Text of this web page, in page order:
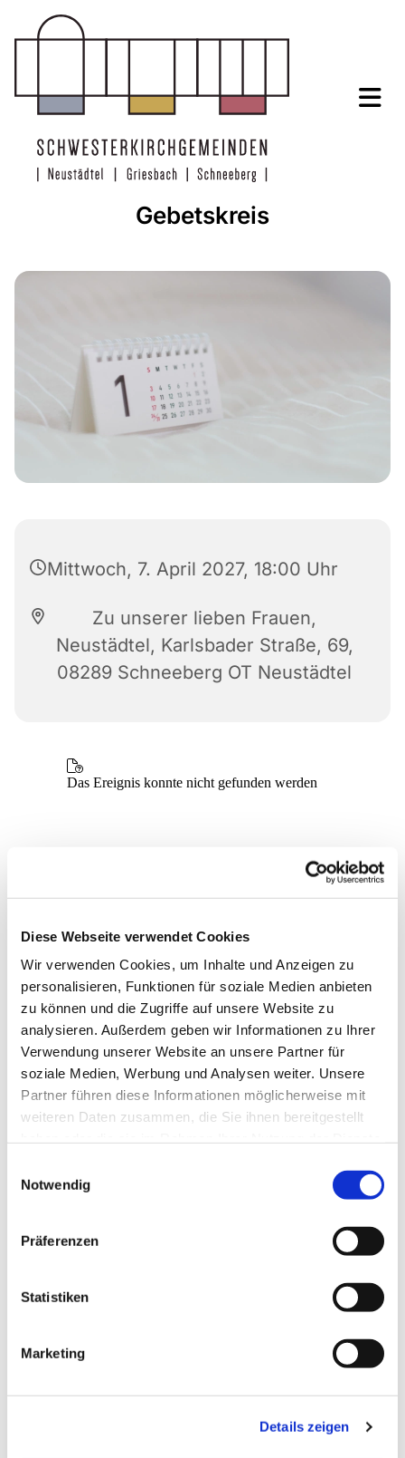
Diese Webseite verwendet Cookies
Wir verwenden Cookies, um Inhalte und Anzeigen zu
personalisieren, Funktionen für soziale Medien anbieten
zu können und die Zugriffe auf unsere Website zu
analysieren. Außerdem geben wir Informationen zu Ihrer
Verwendung unserer Website an unsere Partner für
soziale Medien, Werbung und Analysen weiter. Unsere
Partner führen diese Informationen möglicherweise mit
weiteren Daten zusammen, die Sie ihnen bereitgestellt
Notwendig
Präferenzen
Statistiken
Marketing
Details zeigen
Gebetskreis
Mittwoch, 7. April 2027, 18:00 Uhr
Zu unserer lieben Frauen,
Neustädtel, Karlsbader Straße, 69,
08289 Schneeberg OT Neustädtel